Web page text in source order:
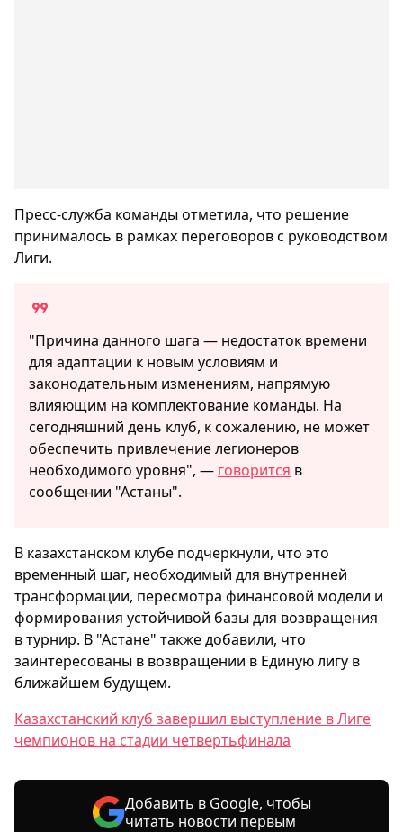
Пресс-служба команды отметила, что решение
принималось в рамках переговоров с руководством
Лиги.
"Причина данного шага — недостаток времени
для адаптации к новым условиям и
законодательным изменениям, напрямую
влияющим на комплектование команды. На
сегодняшний день клуб, к сожалению, не может
обеспечить привлечение легионеров
необходимого уровня", — говорится в
сообщении "Астаны".
В казахстанском клубе подчеркнули, что это
временный шаг, необходимый для внутренней
трансформации, пересмотра финансовой модели и
формирования устойчивой базы для возвращения
в турнир. В "Астане" также добавили, что
заинтересованы в возвращении в Единую лигу в
ближайшем будущем.
Казахстанский клуб завершил выступление в Лиге
чемпионов на стадии четвертьфинала
Добавить в Google, чтобы
читать новости первым